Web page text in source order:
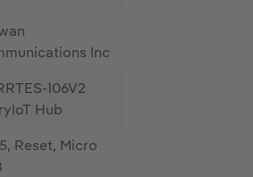
Inc
106V2
Hub
Reset, Micro